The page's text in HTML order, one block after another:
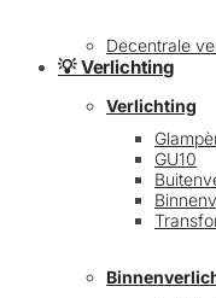
Decentrale
💡 Verlichting
Verlichting
GU10